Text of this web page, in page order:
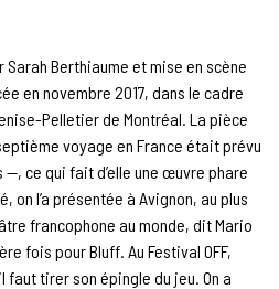
Berthiaume et mise en scène
en novembre 2017, dans le cadre
Pelletier de Montréal. La pièce
voyage en France était prévu
—, ce qui fait d’elle une œuvre phare
on l’a présentée à Avignon, au plus
francophone au monde, dit Mario
fois pour Bluff. Au Festival OFF,
faut tirer son épingle du jeu. On a